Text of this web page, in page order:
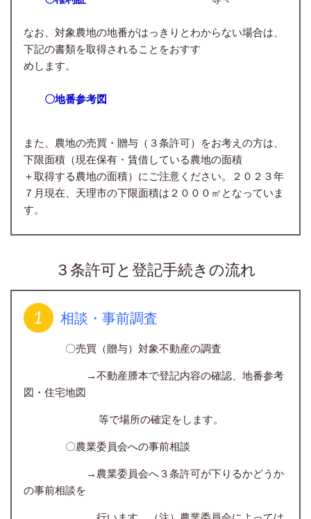
なお、対象農地の地番がはっきりとわからない場合は、
下記の書類を取得されることをおすす
めします。
〇地番参考図
また、農地の売買・贈与（３条許可）をお考えの方は、
下限面積（現在保有・賃借している農地の面積
＋取得する農地の面積）にご注意ください。２０２３年
７月現在、天理市の下限面積は２０００㎡となっていま
す。
３条許可と登記手続きの流れ
相談・事前調査
〇売買（贈与）対象不動産の調査
→不動産謄本で登記内容の確認、 地番参考
図・住宅地図
等で場所の確定をします。
〇農業委員会への事前相談
→農業委員会へ３条許可が下りるかどうか
の事前相談を